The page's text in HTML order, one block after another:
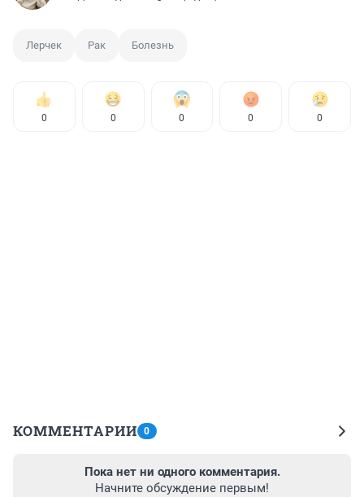
Лерчек Рак Болезнь
0 0 0 0 0
КОММЕНТАРИИ 0
Пока нет ни одного комментария.
Начните обсуждение первым!